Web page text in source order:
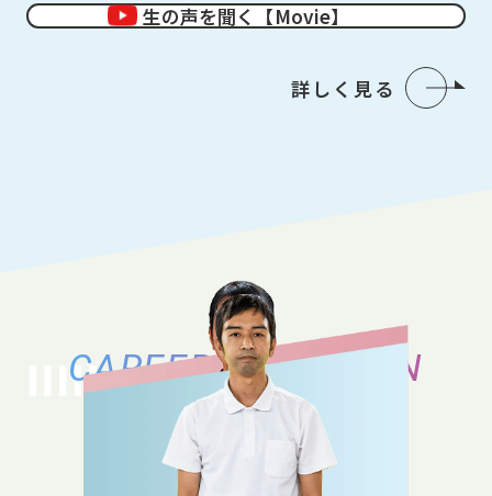
生の声を聞く【Movie】
詳しく見る
CAREER VARIATION
キャリアバリエーション
それぞれのキャリアの築き方、働き方の
バリエーションをご紹介いたします。